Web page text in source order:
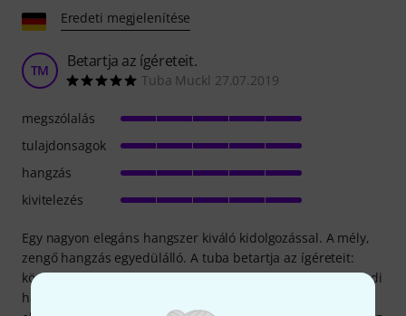
Eredeti megjelenítése
TM Betartja az ígéreteit.
Tuba Muckl 27.07.2019
Egy nagyon elegáns hangszer kiváló kidolgozással. A mély,
zengő hangzás egyedülálló. A tuba betartja az ígéreteit:
könnyű gesztus a középső és felső regiszterekben, és egyedi
hangzás az alsó regiszterben. Az egyes hangjegyek tiszta
megszólalás
tulajdonsagok
hangzás
kivitelezés